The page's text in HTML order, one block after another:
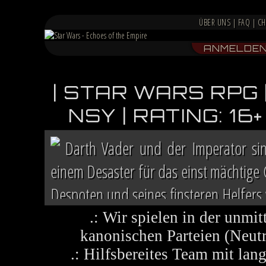
ÜBER UNS | FAQ |
| STAR WARS
NSY | RATING:
Darth Vader und der Imperator
einem Desaster für das einst
Despoten und seines finsteren
Chaos herrscht auf vielen Welten,
.: Wir spielen in der
kanonischen Parteien
.: Hilfsbereites Team mit